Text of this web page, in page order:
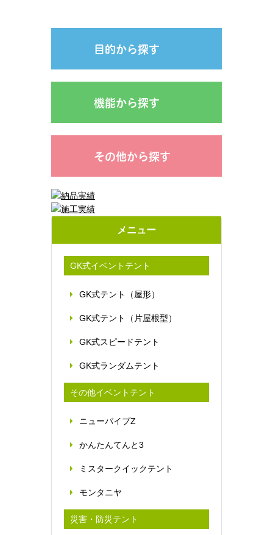
目的から探す
機能から探す
その他から探す
メニュー
GK式イベントテント
GK式テント（屋形）
GK式テント（片屋根型）
GK式スピードテント
GK式ランダムテント
その他イベントテント
ニューパイプZ
かんたんてんと3
ミスタークイックテント
モンタニヤ
災害・防災テント